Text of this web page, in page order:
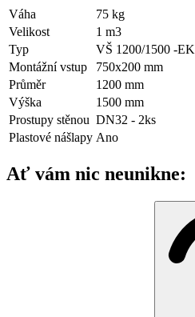
Váha 75 kg
Velikost
1 m3
Typ
VŠ 1200/1500 -EK
Montážní vstup
750x200 mm
Průměr
1200 mm
Výška
1500 mm
Prostupy stěnou DN32 - 2ks
Plastové nášlapy Ano
Ať vám nic neunikne: